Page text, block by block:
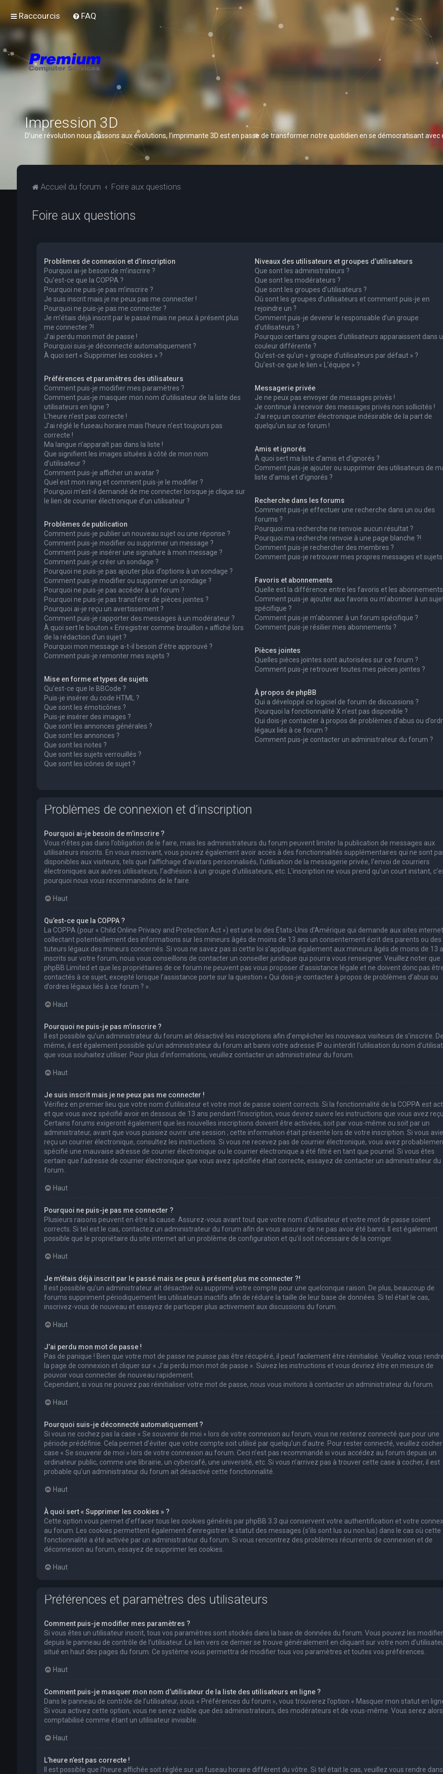
Raccourcis FAQ
Impression 3D
D’une révolution nous passons aux évolutions, l’imprimante 3D est en passe de transformer notre quotidien en se démocratisant
Accueil du forum Foire aux questions
Foire aux questions
Problèmes de connexion et d’inscription
Pourquoi ai-je besoin de m’inscrire ?
Qu’est-ce que la COPPA ?
Pourquoi ne puis-je pas m’inscrire ?
Je suis inscrit mais je ne peux pas me connecter !
Pourquoi ne puis-je pas me connecter ?
Je m’étais déjà inscrit par le passé mais ne peux à présent plus
me connecter ?!
J’ai perdu mon mot de passe !
Pourquoi suis-je déconnecté automatiquement ?
À quoi sert « Supprimer les cookies » ?
Préférences et paramètres des utilisateurs
Comment puis-je modifier mes paramètres ?
Comment puis-je masquer mon nom d’utilisateur de la liste des
utilisateurs en ligne ?
L’heure n’est pas correcte !
J’ai réglé le fuseau horaire mais l’heure n’est toujours pas
correcte !
Ma langue n’apparaît pas dans la liste !
Que signifient les images situées à côté de mon nom
d’utilisateur ?
Comment puis-je afficher un avatar ?
Quel est mon rang et comment puis-je le modifier ?
Pourquoi m’est-il demandé de me connecter lorsque je clique sur
le lien de courrier électronique d’un utilisateur ?
Problèmes de publication
Comment puis-je publier un nouveau sujet ou une réponse ?
Comment puis-je modifier ou supprimer un message ?
Comment puis-je insérer une signature à mon message ?
Comment puis-je créer un sondage ?
Pourquoi ne puis-je pas ajouter plus d’options à un sondage ?
Comment puis-je modifier ou supprimer un sondage ?
Pourquoi ne puis-je pas accéder à un forum ?
Pourquoi ne puis-je pas transférer de pièces jointes ?
Pourquoi ai-je reçu un avertissement ?
Comment puis-je rapporter des messages à un modérateur ?
À quoi sert le bouton « Enregistrer comme brouillon » affiché lors
de la rédaction d’un sujet ?
Pourquoi mon message a-t-il besoin d’être approuvé ?
Comment puis-je remonter mes sujets ?
Mise en forme et types de sujets
Qu’est-ce que le BBCode ?
Puis-je insérer du code HTML ?
Que sont les émoticônes ?
Puis-je insérer des images ?
Que sont les annonces générales ?
Que sont les annonces ?
Que sont les notes ?
Que sont les sujets verrouillés ?
Que sont les icônes de sujet ?
Niveaux des utilisateurs et groupes d’utilisateurs
Que sont les administrateurs ?
Que sont les modérateurs ?
Que sont les groupes d’utilisateurs ?
Où sont les groupes d’utilisateurs et comment puis-je en
rejoindre un ?
Comment puis-je devenir le responsable d’un groupe
d’utilisateurs ?
Pourquoi certains groupes d’utilisateurs apparaissent dans
couleur différente ?
Qu’est-ce qu’un « groupe d’utilisateurs par défaut » ?
Qu’est-ce que le lien « L’équipe » ?
Messagerie privée
Je ne peux pas envoyer de messages privés !
Je continue à recevoir des messages privés non sollicités !
J’ai reçu un courrier électronique indésirable de la part de
quelqu’un sur ce forum !
Amis et ignorés
À quoi sert ma liste d’amis et d’ignorés ?
Comment puis-je ajouter ou supprimer des utilisateurs de
liste d’amis et d’ignorés ?
Recherche dans les forums
Comment puis-je effectuer une recherche dans un ou des
forums ?
Pourquoi ma recherche ne renvoie aucun résultat ?
Pourquoi ma recherche renvoie à une page blanche ?!
Comment puis-je rechercher des membres ?
Comment puis-je retrouver mes propres messages et sujets
Favoris et abonnements
Quelle est la différence entre les favoris et les abonnements
Comment puis-je ajouter aux favoris ou m’abonner à un
spécifique ?
Comment puis-je m’abonner à un forum spécifique ?
Comment puis-je résilier mes abonnements ?
Pièces jointes
Quelles pièces jointes sont autorisées sur ce forum ?
Comment puis-je retrouver toutes mes pièces jointes ?
À propos de phpBB
Qui a développé ce logiciel de forum de discussions ?
Pourquoi la fonctionnalité X n’est pas disponible ?
Qui dois-je contacter à propos de problèmes d’abus ou
légaux liés à ce forum ?
Comment puis-je contacter un administrateur du forum ?
Problèmes de connexion et d’inscription
Pourquoi ai-je besoin de m’inscrire ?
Vous n’êtes pas dans l’obligation de le faire, mais les administrateurs du forum peuvent limiter la publication de messages aux
utilisateurs inscrits. En vous inscrivant, vous pouvez également avoir accès à des fonctionnalités supplémentaires qui ne sont
disponibles aux visiteurs, tels que l’affichage d’avatars personnalisés, l’utilisation de la messagerie privée, l’envoi de courriers
électroniques aux autres utilisateurs, l’adhésion à un groupe d’utilisateurs, etc. L’inscription ne vous prend qu’un court instant,
pourquoi nous vous recommandons de le faire.
Haut
Qu’est-ce que la COPPA ?
La COPPA (pour « Child Online Privacy and Protection Act ») est une loi des États-Unis d’Amérique qui demande aux sites internet
collectant potentiellement des informations sur les mineurs âgés de moins de 13 ans un consentement écrit des parents ou des
tuteurs légaux des mineurs concernés. Si vous ne savez pas si cette loi s’applique également aux mineurs âgés de moins de 13
inscrits sur votre forum, nous vous conseillons de contacter un conseiller juridique qui pourra vous renseigner. Veuillez noter que
phpBB Limited et que les propriétaires de ce forum ne peuvent pas vous proposer d’assistance légale et ne doivent donc pas
contactés à ce sujet, excepté lorsque l’assistance porte sur la question « Qui dois-je contacter à propos de problèmes d’abus ou
d’ordres légaux liés à ce forum ? ».
Haut
Pourquoi ne puis-je pas m’inscrire ?
Il est possible qu’un administrateur du forum ait désactivé les inscriptions afin d’empêcher les nouveaux visiteurs de s’inscrire. De
même, il est également possible qu’un administrateur du forum ait banni votre adresse IP ou interdit l’utilisation du nom
que vous souhaitez utiliser. Pour plus d’informations, veuillez contacter un administrateur du forum.
Haut
Je suis inscrit mais je ne peux pas me connecter !
Vérifiez en premier lieu que votre nom d’utilisateur et votre mot de passe soient corrects. Si la fonctionnalité de la COPPA est
et que vous avez spécifié avoir en dessous de 13 ans pendant l’inscription, vous devrez suivre les instructions que vous avez
Certains forums exigeront également que les nouvelles inscriptions doivent être activées, soit par vous-même ou soit par un
administrateur, avant que vous puissiez ouvrir une session ; cette information était présente lors de votre inscription. Si vous
reçu un courrier électronique, consultez les instructions. Si vous ne recevez pas de courrier électronique, vous avez
spécifié une mauvaise adresse de courrier électronique ou le courrier électronique a été filtré en tant que pourriel. Si vous êtes
certain que l’adresse de courrier électronique que vous avez spécifiée était correcte, essayez de contacter un administrateur du
forum.
Haut
Pourquoi ne puis-je pas me connecter ?
Plusieurs raisons peuvent en être la cause. Assurez-vous avant tout que votre nom d’utilisateur et votre mot de passe soient
corrects. Si tel est le cas, contactez un administrateur du forum afin de vous assurer de ne pas avoir été banni. Il est également
possible que le propriétaire du site internet ait un problème de configuration et qu’il soit nécessaire de la corriger.
Haut
Je m’étais déjà inscrit par le passé mais ne peux à présent plus me connecter ?!
Il est possible qu’un administrateur ait désactivé ou supprimé votre compte pour une quelconque raison. De plus, beaucoup de
forums suppriment périodiquement les utilisateurs inactifs afin de réduire la taille de leur base de données. Si tel était le cas,
inscrivez-vous de nouveau et essayez de participer plus activement aux discussions du forum.
Haut
J’ai perdu mon mot de passe !
Pas de panique ! Bien que votre mot de passe ne puisse pas être récupéré, il peut facilement être réinitialisé. Veuillez vous
la page de connexion et cliquer sur « J’ai perdu mon mot de passe ». Suivez les instructions et vous devriez être en mesure de
pouvoir vous connecter de nouveau rapidement.
Cependant, si vous ne pouvez pas réinitialiser votre mot de passe, nous vous invitons à contacter un administrateur du forum.
Haut
Pourquoi suis-je déconnecté automatiquement ?
Si vous ne cochez pas la case « Se souvenir de moi » lors de votre connexion au forum, vous ne resterez connecté que pour une
période prédéfinie. Cela permet d’éviter que votre compte soit utilisé par quelqu’un d’autre. Pour rester connecté, veuillez cocher
case « Se souvenir de moi » lors de votre connexion au forum. Ceci n’est pas recommandé si vous accédez au forum depuis un
ordinateur public, comme une librairie, un cybercafé, une université, etc. Si vous n’arrivez pas à trouver cette case à cocher, il est
probable qu’un administrateur du forum ait désactivé cette fonctionnalité.
Haut
À quoi sert « Supprimer les cookies » ?
Cette option vous permet d’effacer tous les cookies générés par phpBB 3.3 qui conservent votre authentification et votre
au forum. Les cookies permettent également d’enregistrer le statut des messages (s’ils sont lus ou non lus) dans le cas où cette
fonctionnalité a été activée par un administrateur du forum. Si vous rencontrez des problèmes récurrents de connexion et de
déconnexion au forum, essayez de supprimer les cookies.
Haut
Préférences et paramètres des utilisateurs
Comment puis-je modifier mes paramètres ?
Si vous êtes un utilisateur inscrit, tous vos paramètres sont stockés dans la base de données du forum. Vous pouvez les modifier
depuis le panneau de contrôle de l’utilisateur. Le lien vers ce dernier se trouve généralement en cliquant sur votre nom
situé en haut des pages du forum. Ce système vous permettra de modifier tous vos paramètres et toutes vos préférences.
Haut
Comment puis-je masquer mon nom d’utilisateur de la liste des utilisateurs en ligne ?
Dans le panneau de contrôle de l’utilisateur, sous « Préférences du forum », vous trouverez l’option « Masquer mon statut en
Si vous activez cette option, vous ne serez visible que des administrateurs, des modérateurs et de vous-même. Vous serez alors
comptabilisé comme étant un utilisateur invisible.
Haut
L’heure n’est pas correcte !
Il est possible que l’heure affichée soit réglée sur un fuseau horaire différent du vôtre. Si tel était le cas, veuillez vous rendre